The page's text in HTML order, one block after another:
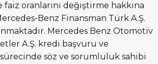
faiz oranlarını değiştirme hakkına
Benz Finansman Türk A.Ş.
Mercedes Benz Otomotiv
A.Ş. kredi başvuru ve
söz ve sorumluluk sahibi